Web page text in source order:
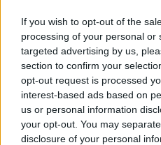
If you wish to opt-out of the
processing of your personal or
targeted advertising by us,
section to confirm your
opt-out request is processed
interest-based ads based on
us or personal information
your opt-out. You may
disclosure of your personal
ΗΠΑ: Μεγάλη τράπεζα
τον χρόνο για φάρμακα
ΥΠΗΡΕΣΊΕΣ ΥΓΕΊΑΣ 07/08/2026
Βασιλακόπουλος για ιό
«κόκκινο» η Αττική – Τι
παραθεριστές